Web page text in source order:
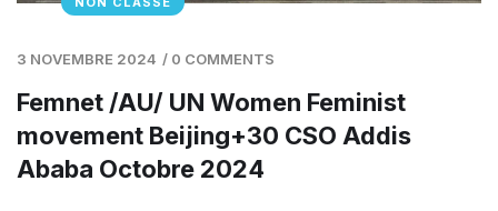
3 NOVEMBRE 2024 / 0 COMMENTS
Femnet /AU/ UN Women Feminist
movement Beijing+30 CSO Addis
Ababa Octobre 2024